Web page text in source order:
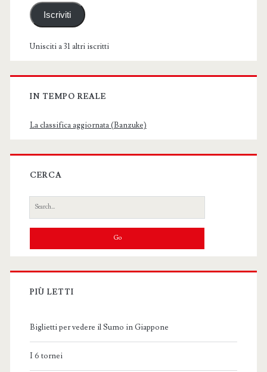
Iscriviti
Unisciti a 31 altri iscritti
IN TEMPO REALE
La classifica aggiornata (Banzuke)
CERCA
Search
for:
PIÙ LETTI
Biglietti per vedere il Sumo in Giappone
I 6 tornei